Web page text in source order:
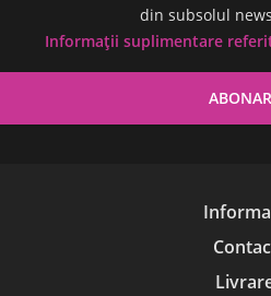
din subsolul
Informații suplimentare